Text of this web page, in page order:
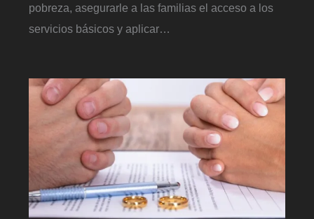
pobreza, asegurarle a las familias el acceso a los
servicios básicos y aplicar…